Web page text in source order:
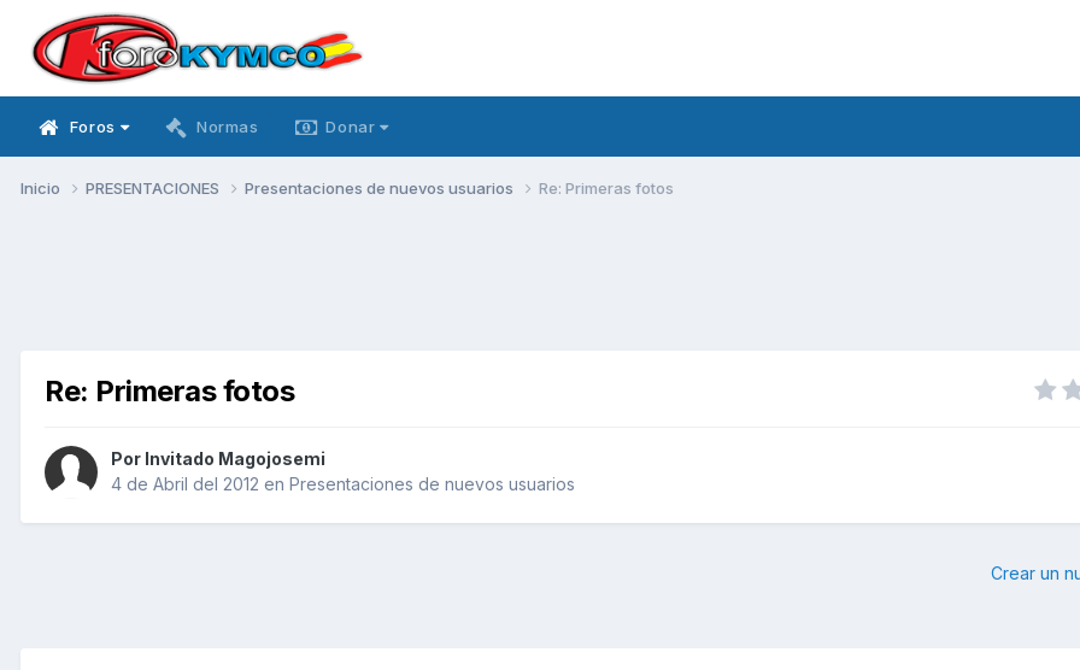
Foros Normas Donar
Inicio PRESENTACIONES Presentaciones de nuevos usuarios Re: Primeras fotos
Re: Primeras fotos
Por Invitado Magojosemi
4 de Abril del 2012 en Presentaciones de nuevos usuarios
Crear un